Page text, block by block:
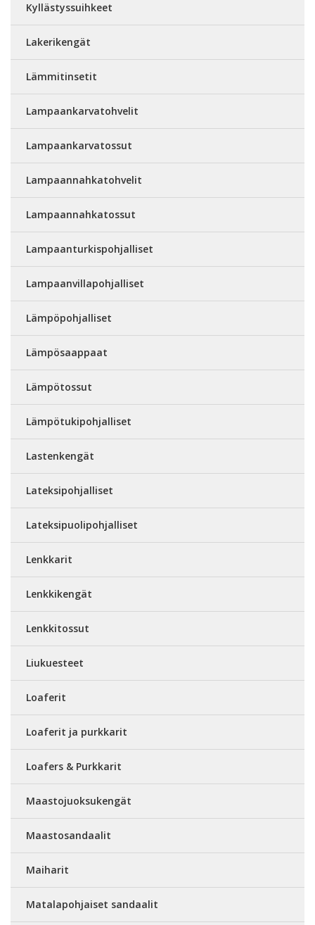
Kyllästyssuihkeet
Lakerikengät
Lämmitinsetit
Lampaankarvatohvelit
Lampaankarvatossut
Lampaannahkatohvelit
Lampaannahkatossut
Lampaanturkispohjalliset
Lampaanvillapohjalliset
Lämpöpohjalliset
Lämpösaappaat
Lämpötossut
Lämpötukipohjalliset
Lastenkengät
Lateksipohjalliset
Lateksipuolipohjalliset
Lenkkarit
Lenkkikengät
Lenkkitossut
Liukuesteet
Loaferit
Loaferit ja purkkarit
Loafers & Purkkarit
Maastojuoksukengät
Maastosandaalit
Maiharit
Matalapohjaiset sandaalit